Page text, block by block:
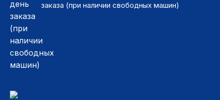
заказа (при наличии свободных машин)